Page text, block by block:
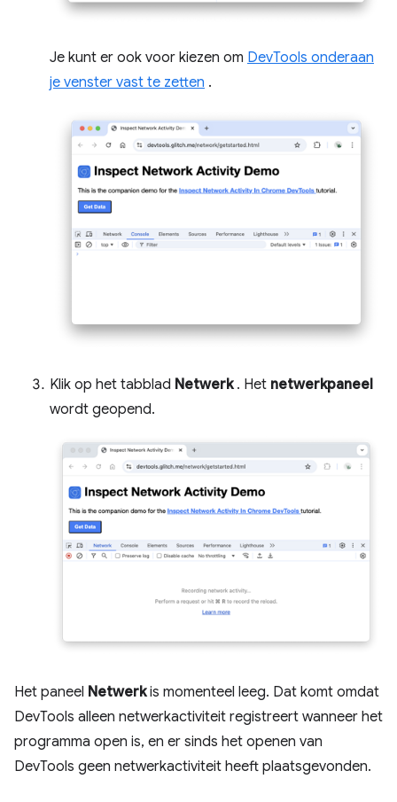
Je kunt er ook voor kiezen om DevTools onderaan
je venster vast te zetten .
Klik op het tabblad Netwerk. Het netwerkpaneel
wordt geopend.
Het paneel Netwerkis momenteel leeg. Dat komt omdat
DevTools alleen netwerkactiviteit registreert wanneer het
programma open is, en er sinds het openen van
DevTools geen netwerkactiviteit heeft plaatsgevonden.